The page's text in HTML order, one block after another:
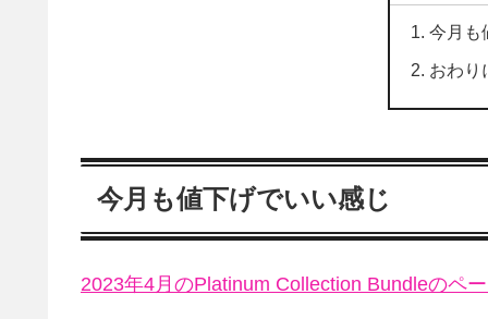
今月も
おわり
今月も値下げでいい感じ
2023年4月のPlatinum Collection Bundleのペ